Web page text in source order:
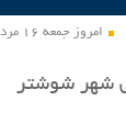
امروز جمعه ۱۶ مرداد ۱۴۰۵
شهر شوشتر